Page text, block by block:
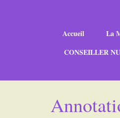
Accueil La
CONSEILLER